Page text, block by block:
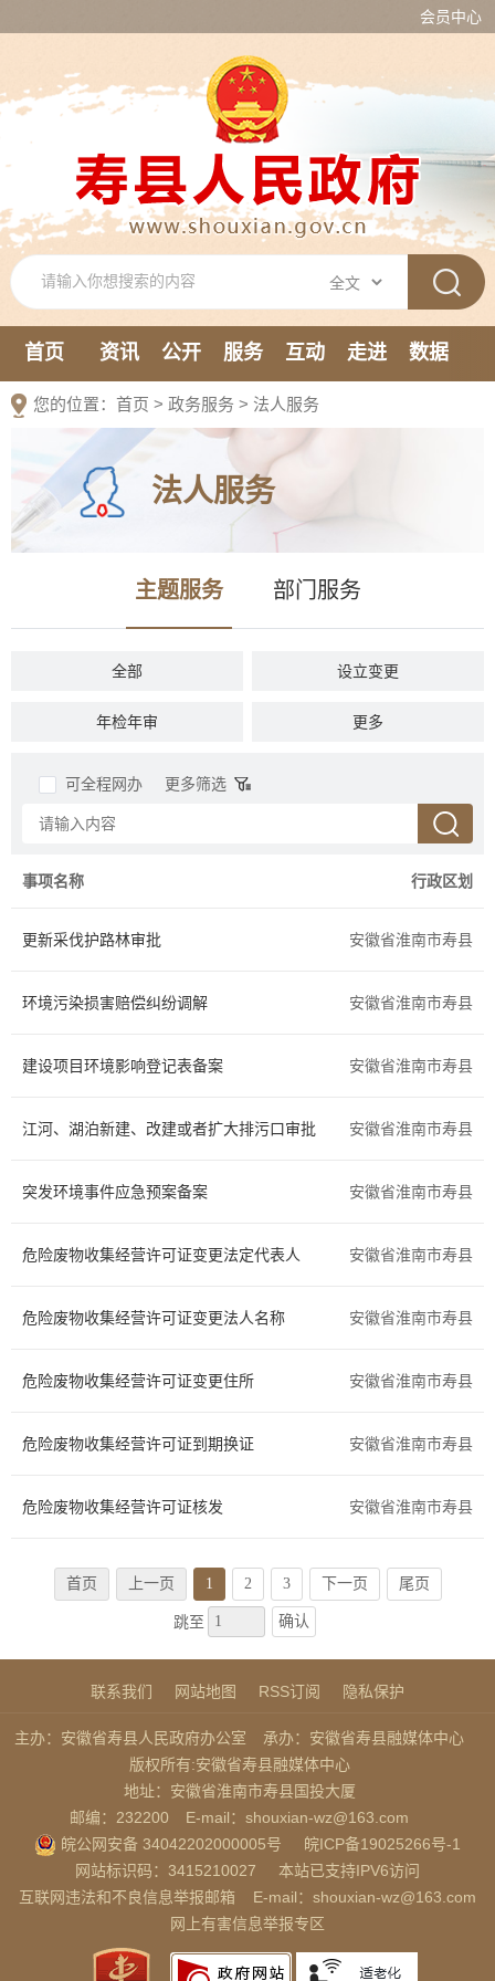
会员中心
首页 资讯 公开 服务 互动 走进
数据
新媒体
您的位置： 首页 > 政务服务 > 法人服务
法人服务
主题服务 部门服务
全部 设立变更
年检年审 税收财务
准营准办
资质认证
水务气象 科技创新
医疗卫生 文体教育
国土和规划建设
更多
可全程网办 更多筛选
事项名称 行政区划
更新采伐护路林审批 安徽省淮南市寿县
环境污染损害赔偿纠纷调解 安徽省淮南市寿县
建设项目环境影响登记表备案 安徽省淮南市寿县
江河、湖泊新建、改建或者扩大排污口审批 安徽省淮南市寿县
突发环境事件应急预案备案 安徽省淮南市寿县
危险废物收集经营许可证变更法定代表人 安徽省淮南市寿县
危险废物收集经营许可证变更法人名称 安徽省淮南市寿县
危险废物收集经营许可证变更住所 安徽省淮南市寿县
危险废物收集经营许可证到期换证 安徽省淮南市寿县
危险废物收集经营许可证核发 安徽省淮南市寿县
首页 上一页 1 2 3 下一页 尾页
跳至 确认
联系我们 网站地图 RSS订阅 隐私保护
主办：安徽省寿县人民政府办公室
承办：安徽省寿县融媒体中心
版权所有:安徽省寿县融媒体中心
地址：安徽省淮南市寿县国投大厦
邮编：232200
E-mail：shouxian-wz@163.com
皖公网安备 34042202000005号
皖ICP备19025266号-1
网站标识码：3415210027
本站已支持IPV6访问
互联网违法和不良信息举报邮箱
E-mail：shouxian-wz@163.com
网上有害信息举报专区